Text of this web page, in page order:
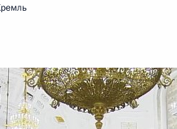
Эмомали Рахмоном